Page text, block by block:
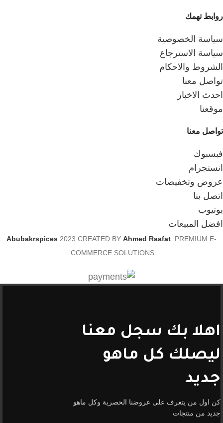
روابط تهمك
سياسة الخصوصية
سياسة الاسترجاع
الشروط والاحكام
تواصل معنا
احدث الاخبار
موقعنا
تواصل معنا
فبسبوك
انستجرام
عروض وتخفيضات
اتصل بنا
يوتيوب
افضل المبيعات
Abubakrspices 2023 CREATED BY Ahmed Raafat . PREMIUM E-
COMMERCE SOLUTIONS.
اهلا بك سجل معنا
ليصلك كل ماهو
جديد
كن اول من يتعرف على عروضنا الحصرية وكل ماهو
جديد من منتجات